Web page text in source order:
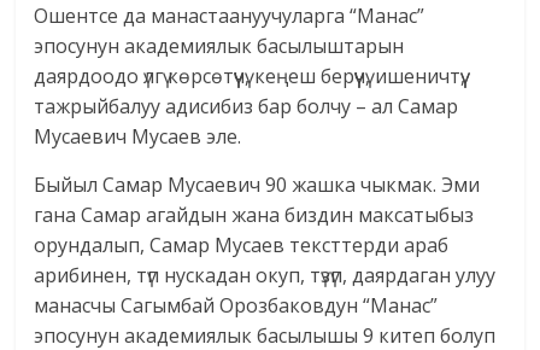
Ошентсе да манастаануучуларга “Манас”
эпосунун академиялык басылыштарын
даярдоодо үлгү көрсөтүүчү, кеңеш берүүчү, ишеничтүү,
тажрыйбалуу адисибиз бар болчу – ал Самар
Мусаевич Мусаев эле.
Быйыл Самар Мусаевич 90 жашка чыкмак. Эми
гана Самар агайдын жана биздин максатыбыз
орундалып, Самар Мусаев тексттерди араб
арибинен, түп нускадан окуп, түзүп, даярдаган улуу
манасчы Сагымбай Орозбаковдун “Манас”
эпосунун академиялык басылышы 9 китеп болуп